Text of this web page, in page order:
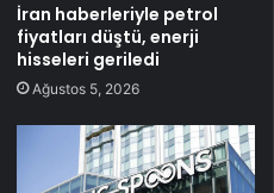
İran haberleriyle petrol
fiyatları düştü, enerji
hisseleri geriledi
Ağustos 5, 2026